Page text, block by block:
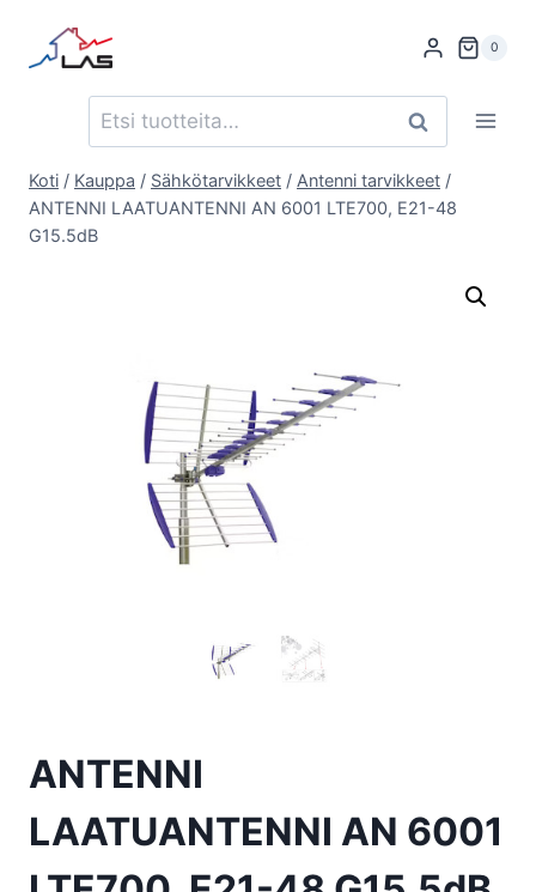
sisältöön
0
Etsi: Haku
Koti / Kauppa / Sähkötarvikkeet / Antenni tarvikkeet /
ANTENNI LAATUANTENNI AN 6001 LTE700, E21-48
G15.5dB
ANTENNI
LAATUANTENNI AN 6001